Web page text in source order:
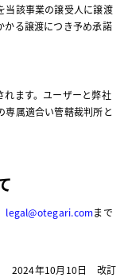
当該事業の譲受人に譲渡
かる譲渡につき予め承諾
れます。ユーザーと弊社
専属適合い管轄裁判所と
legal@otegari.comまで
2024年10月10日 改訂